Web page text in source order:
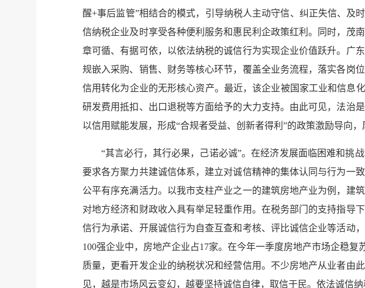
醒+事后监管”相结合的模式，引导纳税人主动守信、纠正失信、及
信纳税企业及时享受各种便利服务和惠民利企政策红利。同时，茂
章可循、有据可依，以依法纳税的诚信行为实现企业价值跃升。广
规嵌入采购、销售、财务等核心环节，覆盖全业务流程，落实各岗
信用转化为企业的无形核心资产。最近，该企业被国家工业和信息
研发费用抵扣、出口退税等方面给予的大力支持。由此可见，法治
以信用赋能发展，形成“合规者受益、创新者得利”的政策激励导向
“其言必行，其行必果，己诺必诚”。在经济发展面临困难和挑
要求各方聚力共建诚信体系，建立对诚信精神的集体认同与行为一
公平有序充满活力。以我市支柱产业之一的建筑房地产业为例，建
对地方经济和财政收入具有举足轻重作用。在税务部门的支持指导
信行为承诺、开展诚信行为自查互查和考核、评比诚信企业等活动
100强企业中，房地产企业占17家。在今年一季度房地产市场企稳
质量，更看开发企业的纳税状况和经营信用。不少房地产从业者由
见，越是市场风云变幻，越要坚持诚信自律，取信于民。依法诚信